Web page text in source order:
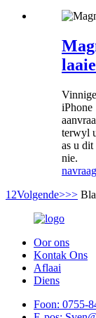
iPhone
terwyl
as u
nie.
navraag
1 2Volgende>>>
Oor ons
Kontak Ons
Aflaai
Diens
Foon: 0755-